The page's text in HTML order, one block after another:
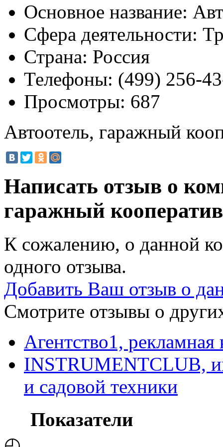
Основное название:
Сфера деятельности:
Страна: Россия
Телефоны: (499) 256-
Просмотры: 687
Автоотель, гаражный
Написать отзыв о
гаражный
К сожалению, о данной
одного отзыва.
Добавить Ваш отзыв о
Смотрите отзывы о
Агентство1, рекламная
INSTRUMENTCLUB,
и садовой техники
Показатели